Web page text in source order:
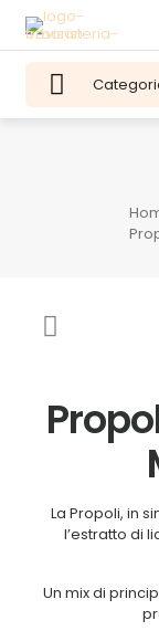
La Propoli, in
l’estratto di
Un mix di